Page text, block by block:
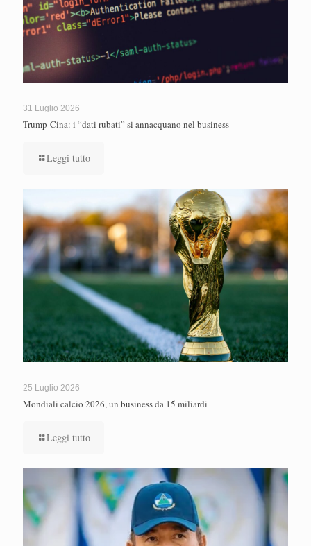
31 Luglio 2026
Trump-Cina: i “dati rubati” si annacquano nel business
Leggi tutto
25 Luglio 2026
Mondiali calcio 2026, un business da 15 miliardi
Leggi tutto